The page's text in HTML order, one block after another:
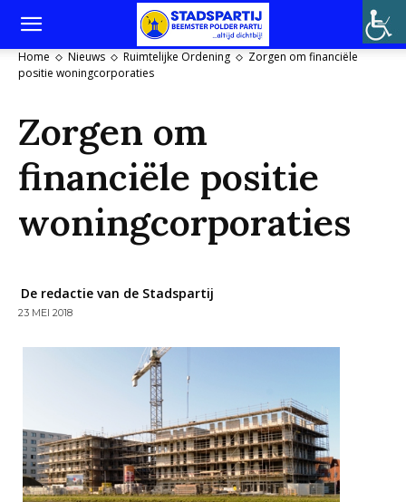
Home Nieuws Ruimtelijke Ordening
Zorgen om financiële
positie woningcorporaties
Zorgen om
financiële positie
woningcorporaties
De redactie van de Stadspartij
23 MEI 2018